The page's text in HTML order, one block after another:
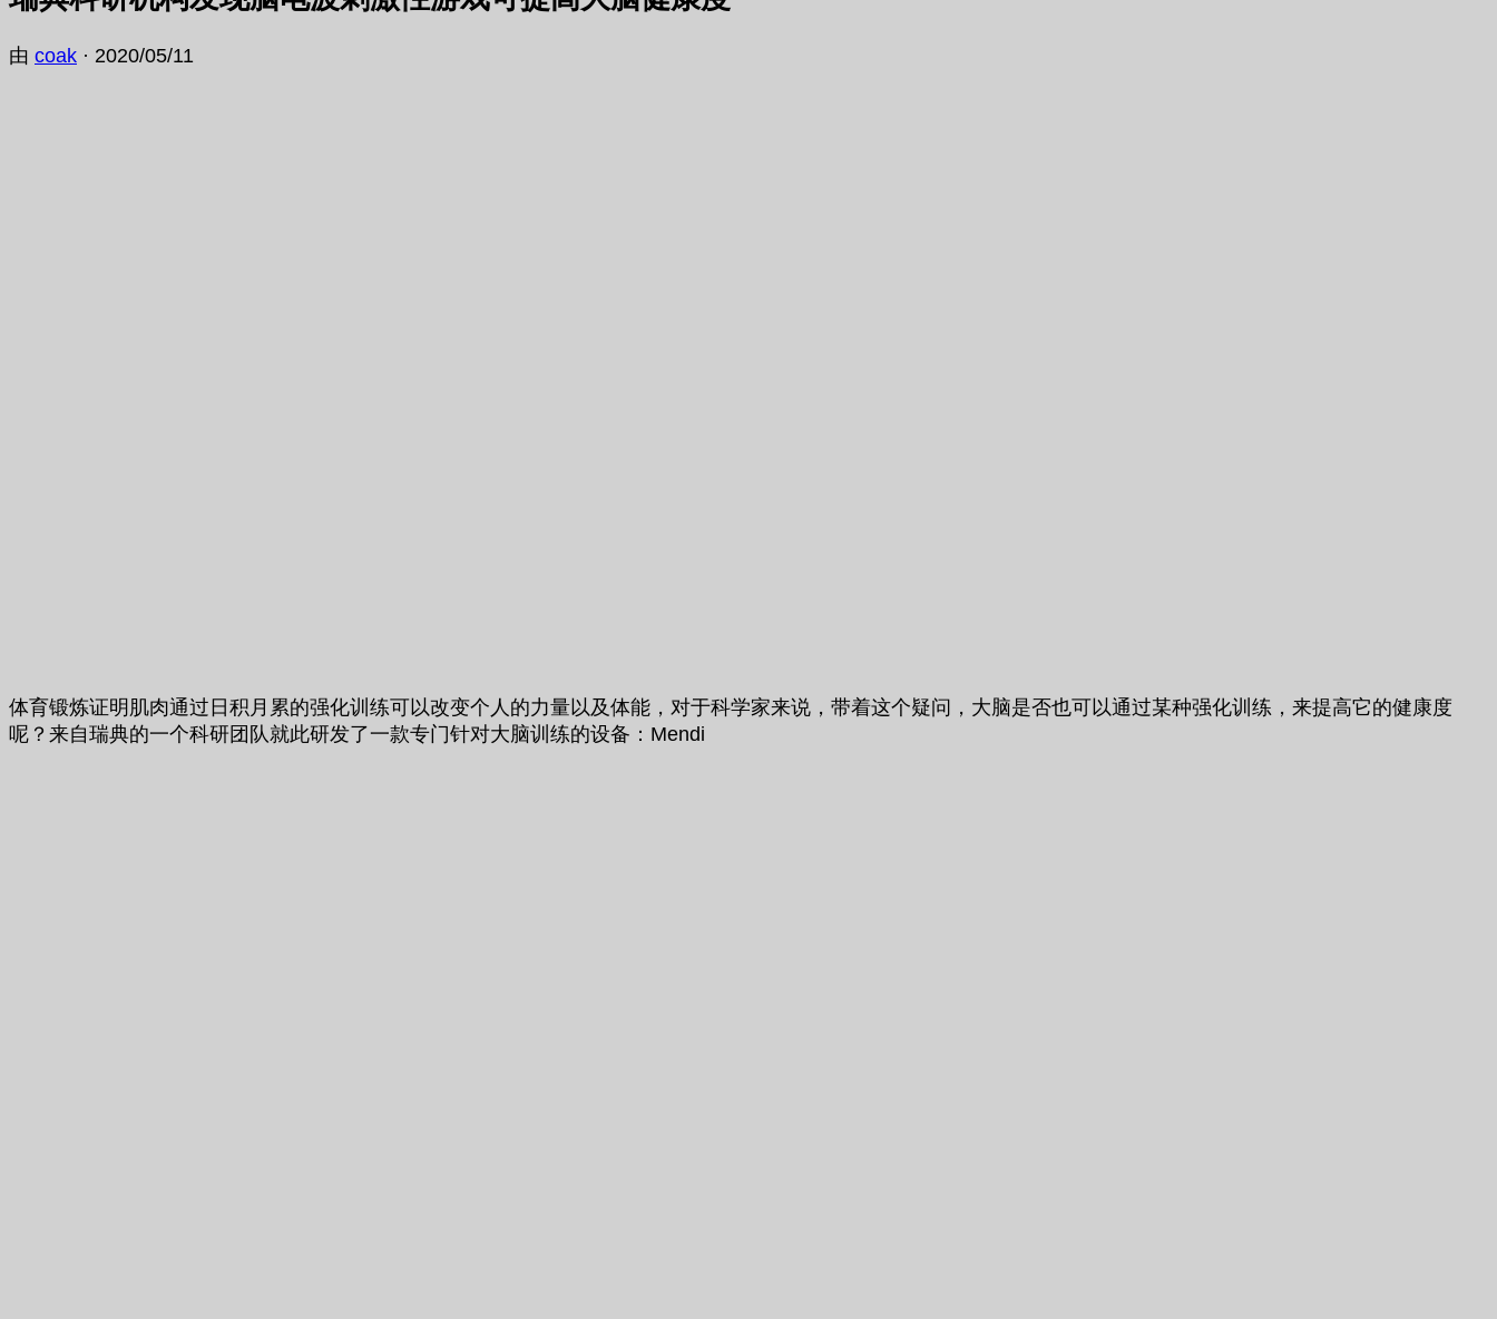
由 coak · 2020/05/11
体育锻炼证明肌肉通过日积月累的强化训练可以改变个人的力量以及体能，对于科学家来说，带着这个疑问，大脑是否也可以通过某种强化训练，来提高它的健康度
呢？来自瑞典的一个科研团队就此研发了一款专门针对大脑训练的设备：Mendi